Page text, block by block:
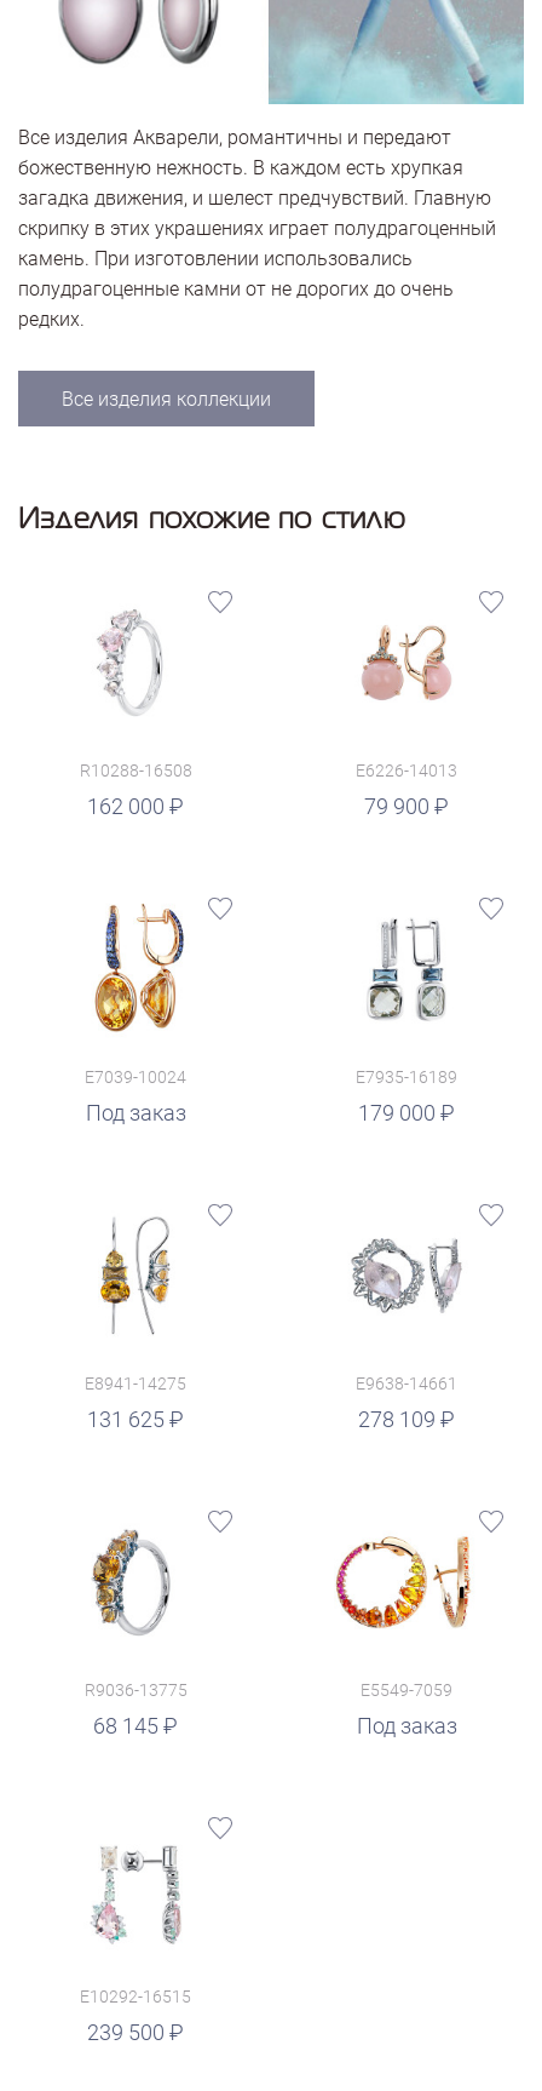
Все изделия Акварели, романтичны и передают
божественную нежность. В каждом есть хрупкая
загадка движения, и шелест предчувствий. Главную
скрипку в этих украшениях играет полудрагоценный
камень. При изготовлении использовались
полудрагоценные камни от не дорогих до очень
редких.
Все изделия коллекции
Изделия похожие по стилю
R10288-16508
162 000
E6226-14013
79 900
руб.
E7039-10024
Под заказ
E7935-16189
179 000
руб.
E8941-14275
131 625
E9638-14661
278 109
руб.
R9036-13775
68 145
E5549-7059
Под заказ
E10292-16515
239 500